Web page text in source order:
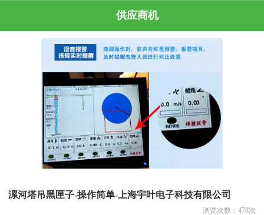
供应商机
漯河塔吊黑匣子-操作简单-上海宇叶电子科技有限公司
浏览次数： 478次